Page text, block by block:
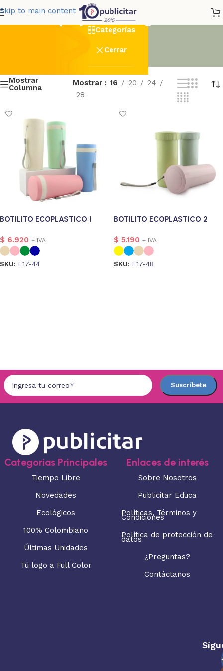
Skip to main contentpaja de trigo
Categorías
Cerrar
Mostrar
Columna
Mostrar 16 20
24
28
BOTILITO ECOPLASTICO 1
$ 6.920 + IVA
SKU: F17-44
BOTILITO ECOPLASTICO 2
$ 5.190 + IVA
SKU: F17-48
Categorias Principales
Tiempo Libre
Novedades
Ecológicos
100% Colombiano
Últimas Unidades
Tú logo a Full Color
Enlaces de interés
Sobre Nosotros
Publicitar Educa
Políticas, Términos y
Condiciones
Política de protección de
datos
¿Preguntas?
Contáctanos